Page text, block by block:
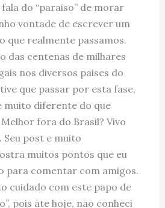
do “paraiso” de morar
vontade de escrever um
que realmente passamos.
das centenas de milhares
nos diversos paises do
que passar por esta fase,
muito diferente do que
fora do Brasil? Vivo
post e muito
muitos pontos que eu
para comentar com amigos.
cuidado com este papo de
pois ate hoje, nao conheci